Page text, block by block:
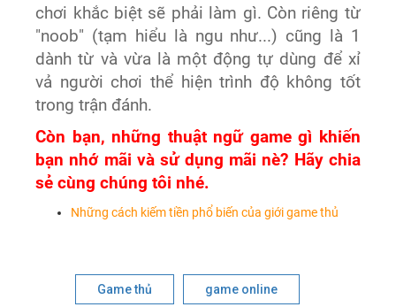
chơi khắc biệt sẽ phải làm gì. Còn riêng từ
"noob" (tạm hiểu là ngu như...) cũng là 1
dành từ và vừa là một động tự dùng để xỉ
vả người chơi thể hiện trình độ không tốt
trong trận đánh.
Còn bạn, những thuật ngữ game gì khiến
bạn nhớ mãi và sử dụng mãi nè? Hãy chia
sẻ cùng chúng tôi nhé.
Những cách kiếm tiền phổ biến của giới game thủ
Game thủ game online